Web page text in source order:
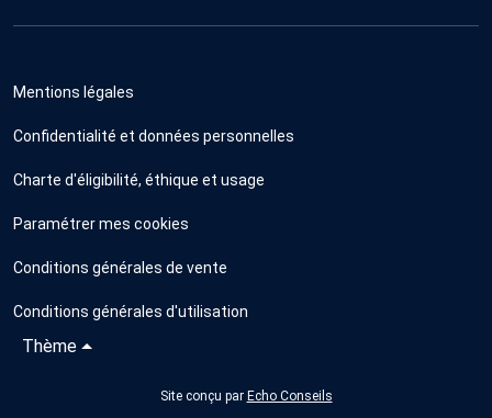
Mentions légales
Confidentialité et données personnelles
Charte d'éligibilité, éthique et usage
Paramétrer mes cookies
Conditions générales de vente
Conditions générales d'utilisation
Thème
Site conçu par Echo Conseils